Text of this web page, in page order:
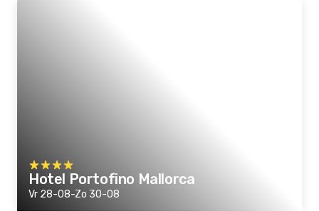
Hotel Portofino Mallorca
Vr 28-08-Zo 30-08